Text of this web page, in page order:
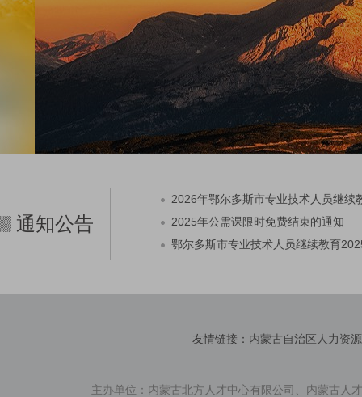
通知公告
2026年鄂尔多斯市专业技术人员继续
2025年公需课限时免费结束的通知
鄂尔多斯市专业技术人员继续教育
友情链接： 内蒙古自治区人力资
主办单位：内蒙古北方人才中心有限公司、内蒙古